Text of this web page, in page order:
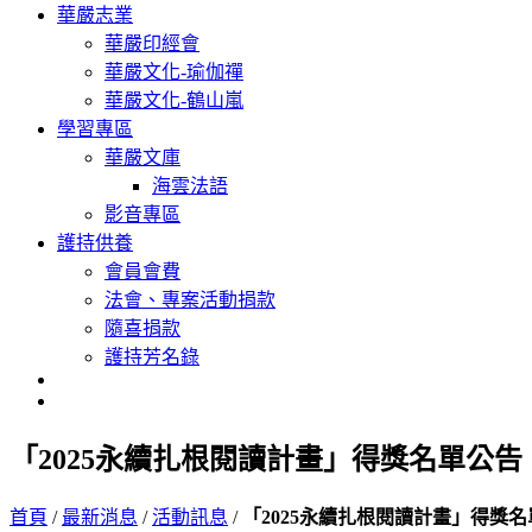
華嚴志業
華嚴印經會
華嚴文化-瑜伽禪
華嚴文化-鶴山嵐
學習專區
華嚴文庫
海雲法語
影音專區
護持供養
會員會費
法會、專案活動捐款
隨喜捐款
護持芳名錄
「2025永續扎根閱讀計畫」得獎名單公告
首頁 / 最新消息 /活動訊息 / 「2025永續扎根閱讀計畫」得獎